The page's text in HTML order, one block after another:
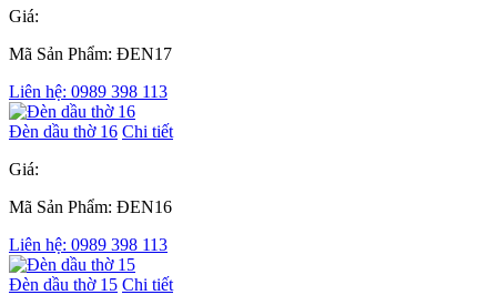
Giá:
Mã Sản Phẩm: ĐEN17
Liên hệ: 0989 398 113
Đèn dầu thờ 16 Chi tiết
Giá:
Mã Sản Phẩm: ĐEN16
Liên hệ: 0989 398 113
Đèn dầu thờ 15 Chi tiết